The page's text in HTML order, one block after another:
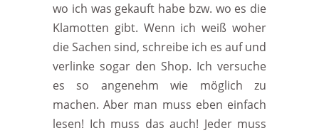
wo ich was gekauft habe bzw. wo es die
Klamotten gibt. Wenn ich weiß woher
die Sachen sind, schreibe ich es auf und
verlinke sogar den Shop. Ich versuche
es so angenehm wie möglich zu
machen. Aber man muss eben einfach
lesen! Ich muss das auch! Jeder muss